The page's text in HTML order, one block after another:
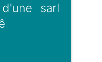
sarl